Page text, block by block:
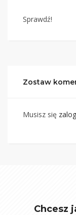
Sprawdź!
Zostaw
Musisz się
Chcesz